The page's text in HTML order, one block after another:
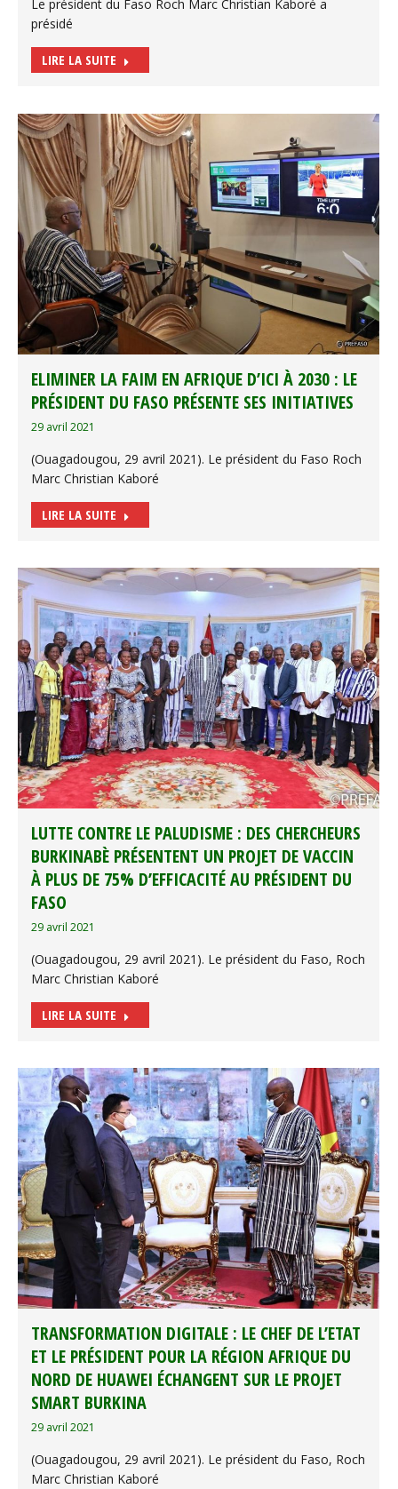
Le président du Faso Roch Marc Christian Kaboré a
présidé
LIRE LA SUITE
ELIMINER LA FAIM EN AFRIQUE D’ICI À 2030 : LE
PRÉSIDENT DU FASO PRÉSENTE SES INITIATIVES
29 avril 2021
(Ouagadougou, 29 avril 2021). Le président du Faso Roch
Marc Christian Kaboré
LIRE LA SUITE
LUTTE CONTRE LE PALUDISME : DES CHERCHEURS
BURKINABÈ PRÉSENTENT UN PROJET DE VACCIN
À PLUS DE 75% D’EFFICACITÉ AU PRÉSIDENT DU
FASO
29 avril 2021
(Ouagadougou, 29 avril 2021). Le président du Faso, Roch
Marc Christian Kaboré
LIRE LA SUITE
TRANSFORMATION DIGITALE : LE CHEF DE L’ETAT
ET LE PRÉSIDENT POUR LA RÉGION AFRIQUE DU
NORD DE HUAWEI ÉCHANGENT SUR LE PROJET
SMART BURKINA
29 avril 2021
(Ouagadougou, 29 avril 2021). Le président du Faso, Roch
Marc Christian Kaboré